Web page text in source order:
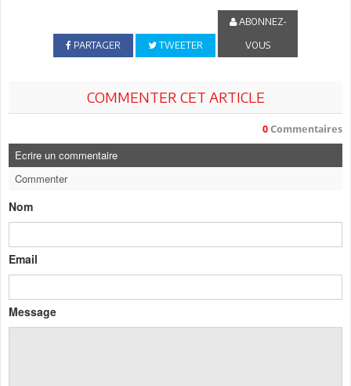
PARTAGER TWEETER
ABONNEZ-
VOUS
COMMENTER CET ARTICLE
0 Commentaires
Ecrire un commentaire
Commenter
Nom
Email
Message